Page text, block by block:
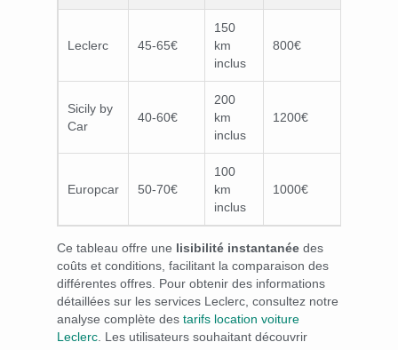
Leclerc 45-65€
150
km
inclus
800€
Sicily by
Car
40-60€
200
km
inclus
1200€
Europcar 50-70€
100
km
inclus
1000€
Ce tableau offre une lisibilité instantanée des
coûts et conditions, facilitant la comparaison des
différentes offres. Pour obtenir des informations
détaillées sur les services Leclerc, consultez notre
analyse complète des tarifs location voiture
Leclerc. Les utilisateurs souhaitant découvrir